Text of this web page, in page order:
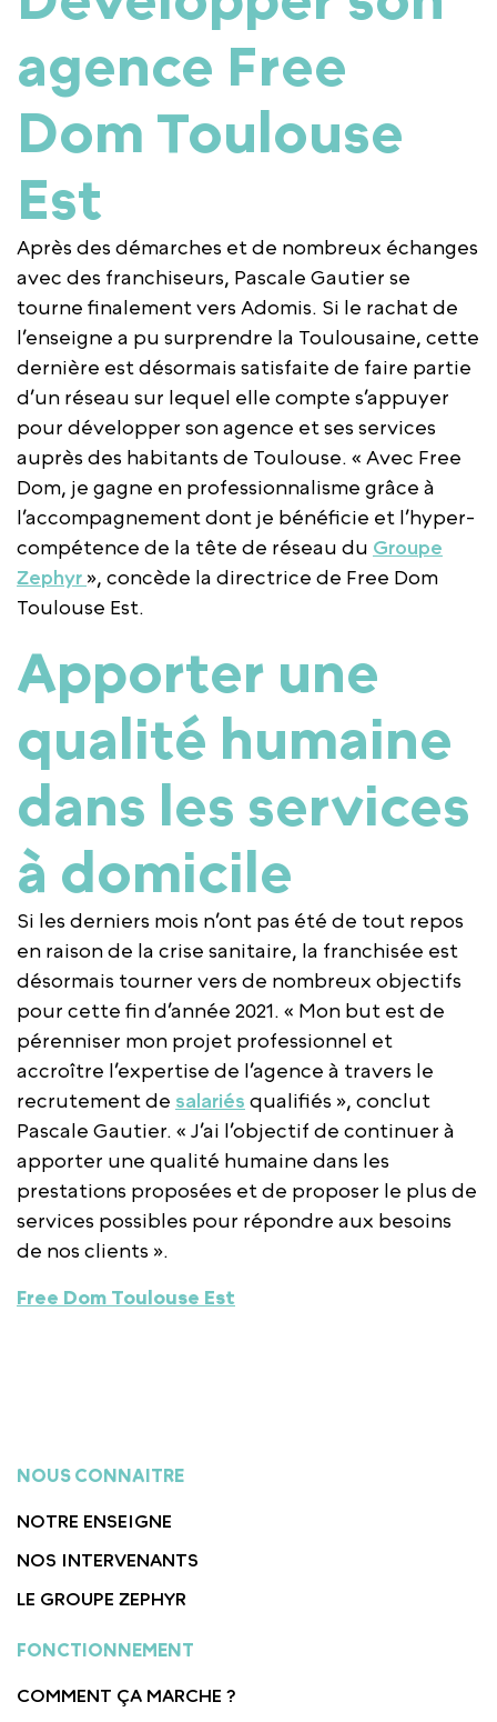
agence Free
Dom Toulouse
Est
Après des démarches et de nombreux échanges
avec des franchiseurs, Pascale Gautier se
tourne finalement vers Adomis. Si le rachat de
l’enseigne a pu surprendre la Toulousaine, cette
dernière est désormais satisfaite de faire partie
d’un réseau sur lequel elle compte s’appuyer
pour développer son agence et ses services
auprès des habitants de Toulouse. « Avec Free
Dom, je gagne en professionnalisme grâce à
l’accompagnement dont je bénéficie et l’hyper-
compétence de la tête de réseau du Groupe
Zephyr », concède la directrice de Free Dom
Toulouse Est.
Apporter une
qualité humaine
dans les services
à domicile
Si les derniers mois n’ont pas été de tout repos
en raison de la crise sanitaire, la franchisée est
désormais tourner vers de nombreux objectifs
pour cette fin d’année 2021. « Mon but est de
pérenniser mon projet professionnel et
accroître l’expertise de l’agence à travers le
recrutement de salariés qualifiés », conclut
Pascale Gautier. « J’ai l’objectif de continuer à
apporter une qualité humaine dans les
prestations proposées et de proposer le plus de
services possibles pour répondre aux besoins
de nos clients ».
Free Dom Toulouse Est
NOUS CONNAITRE
NOTRE ENSEIGNE
NOS INTERVENANTS
LE GROUPE ZEPHYR
FONCTIONNEMENT
COMMENT ÇA MARCHE ?